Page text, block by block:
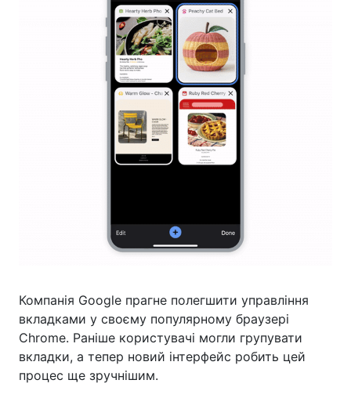
Компанія Google прагне полегшити управління
вкладками у своєму популярному браузері
Chrome. Раніше користувачі могли групувати
вкладки, а тепер новий інтерфейс робить цей
процес ще зручнішим.